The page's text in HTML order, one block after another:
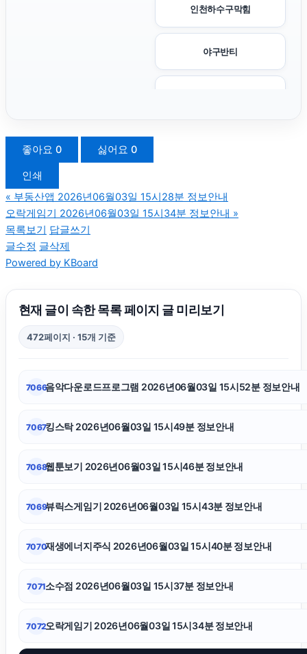
인천하수구막힘
야구반티
대전이혼전문변호사
폰테크
이혼전문변호사
서울암요양병원
네이버 검색광고
좋아요 0 싫어요 0
인쇄
« 부동산앱 2026년06월03일 15시28분 정보안내
오락게임기 2026년06월03일 15시34분 정보안내 »
목록보기 답글쓰기
글수정 글삭제
Powered by KBoard
현재 글이 속한 목록 페이지 글 미리보기
472페이지 · 15개 기준
7066음악다운로드프로그램 2026년06월03일 15시52분 정보안내
7067킹스탁 2026년06월03일 15시49분 정보안내
7068웹툰보기 2026년06월03일 15시46분 정보안내
7069뷰릭스게임기 2026년06월03일 15시43분 정보안내
7070재생에너지주식 2026년06월03일 15시40분 정보안내
7071소수점 2026년06월03일 15시37분 정보안내
7072오락게임기 2026년06월03일 15시34분 정보안내